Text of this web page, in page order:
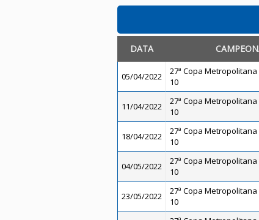
DATA
05/04/2022
27ª Copa Metropolitana
10
11/04/2022
27ª Copa Metropolitana
10
18/04/2022
27ª Copa Metropolitana
10
04/05/2022
27ª Copa Metropolitana
10
23/05/2022
27ª Copa Metropolitana
10